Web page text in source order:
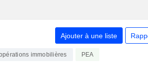
Ajouter à une liste
immobilières PEA